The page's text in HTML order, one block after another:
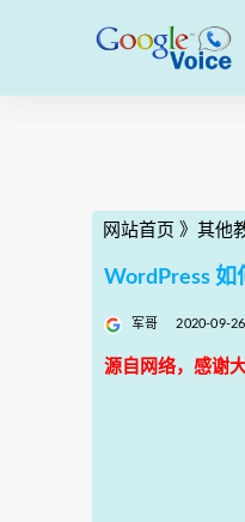
网站首页 》 其他
WordPress 如
军哥 2020-09-26
源自网络，感谢